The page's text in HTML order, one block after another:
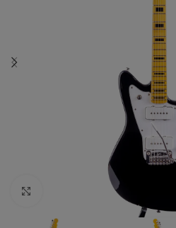
Zum vergrößern anklicken